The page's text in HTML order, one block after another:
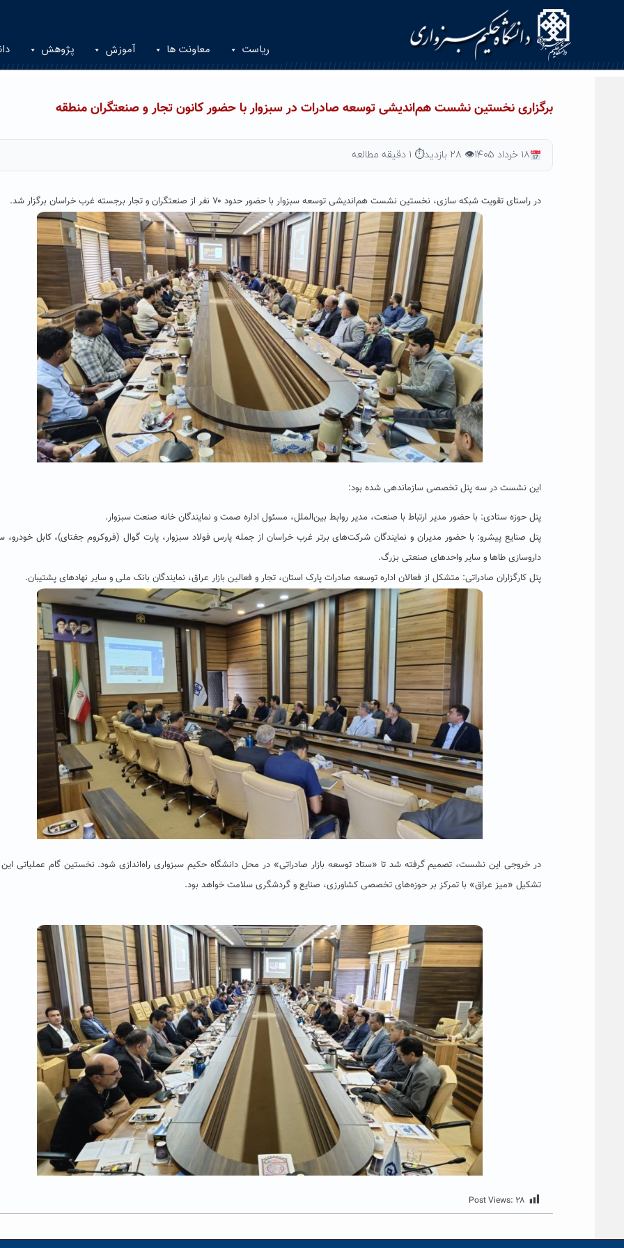
ریاست معاونت ها آموزش پژوهش
برگزاری نخستین نشست هم‌اندیشی توسعه صادرات در سبزوار با حضور کانون تجار و صنعتگران منطقه
۱۸ خرداد ۱۴۰۵ 👁 ۲۸ بازدید ⏱ ۱ دقیقه مطالعه
در راستای تقویت شبکه سازی، نخستین نشست هم‌اندیشی توسعه سبزوار با حضور حدود ۷۰ نفر از صنعتگران و تجار برجسته غرب خراسان برگزار شد.
این نشست در سه پنل تخصصی سازماندهی شده بود:
پنل حوزه ستادی: با حضور مدیر ارتباط با صنعت، مدیر روابط بین‌الملل، مسئول اداره صمت و نمایندگان خانه صنعت سبزوار.
پنل صنایع پیشرو: با حضور مدیران و نمایندگان شرکت‌های برتر غرب خراسان از جمله پارس فولاد سبزوار، پارت گوال (فروکروم جغتای)، کابل خودرو،
داروسازی طاها و سایر واحدهای صنعتی بزرگ.
پنل کارگزاران صادراتی: متشکل از فعالان اداره توسعه صادرات پارک استان، تجار و فعالین بازار عراق، نمایندگان بانک ملی و سایر نهادهای پشتیبان.
در خروجی این نشست، تصمیم گرفته شد تا «ستاد توسعه بازار صادراتی» در محل دانشگاه حکیم سبزواری راه‌اندازی شود. نخستین گام عملیاتی این
تشکیل «میز عراق» با تمرکز بر حوزه‌های تخصصی کشاورزی، صنایع و گردشگری سلامت خواهد بود.
Post Views: ۲۸